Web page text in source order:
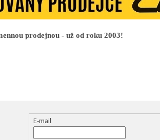
prodejnou - už od roku 2003!
E-mail